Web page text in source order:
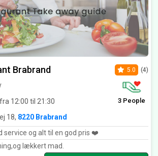
Brabrand
12:00 til 21:30
5.0 (4)
3 People
18, 8220 Brabrand
service og alt til en god pris ❤️
lækkert mad.